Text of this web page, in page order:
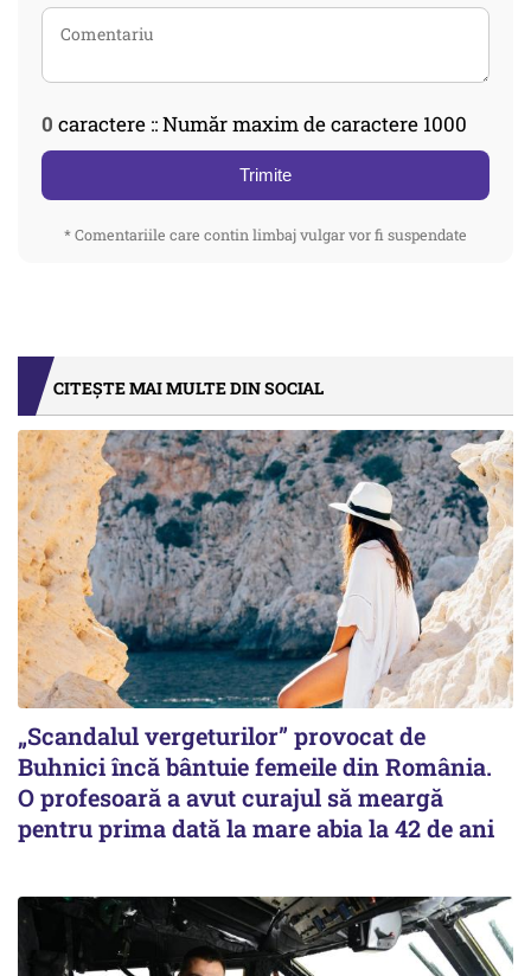
0 caractere :: Număr maxim de caractere 1000
Trimite
* Comentariile care contin limbaj vulgar vor fi suspendate
CITEȘTE MAI MULTE DIN SOCIAL
„Scandalul vergeturilor” provocat de
Buhnici încă bântuie femeile din România.
O profesoară a avut curajul să meargă
pentru prima dată la mare abia la 42 de ani